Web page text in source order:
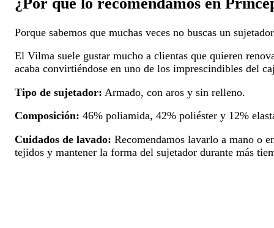
Porque sabemos que muchas veces no buscas un
El Vilma suele gustar mucho a clientas que quieren
acaba convirtiéndose en uno de los imprescindibles del
Tipo de sujetador: Armado, con aros y sin relleno.
Composición: 46% poliamida, 42% poliéster y 12%
Cuidados de lavado: Recomendamos lavarlo a mano o
tejidos y mantener la forma del sujetador durante más